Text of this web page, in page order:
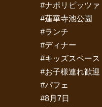
#ナポリピッツァ
#蓮華寺池公園
#ランチ
#ディナー
#キッズスペース
#お子様連れ歓迎
#パフェ
#8月7日